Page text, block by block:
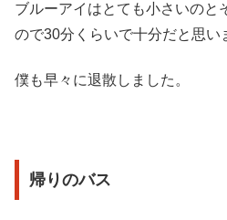
ブルーアイはとても小さいのと
ので30分くらいで十分だと思い
僕も早々に退散しました。
帰りのバス